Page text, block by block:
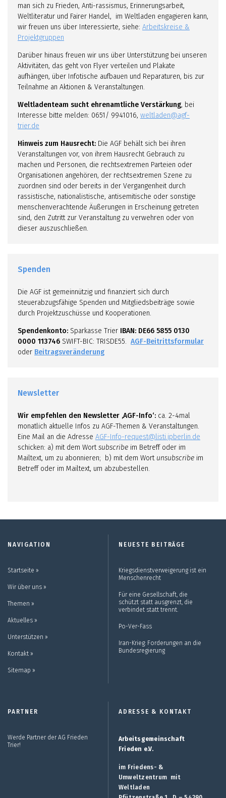
man sich zu Frieden, Anti-rassismus, Erinnerungsarbeit,
Weltliteratur und Fairer Handel, im Weltladen engagieren kann,
wir freuen uns über Interessierte, siehe: Arbeitskreise &
Projektgruppen
Darüber hinaus freuen wir uns über Unterstützung bei unseren
Aktivitäten, das geht von Flyer verteilen und Plakate
aufhängen, über Infotische aufbauen und Reparaturen, bis zur
Teilnahme an Aktionen & Veranstaltungen.
Weltladenteam sucht ehrenamtliche Verstärkung, bei
Interesse bitte melden: 0651/ 9941016, weltladen@agf-
trier.de
Hinweis zum Hausrecht: Die AGF behält sich bei ihren
Veranstaltungen vor, von ihrem Hausrecht Gebrauch zu
machen und Personen, die rechtsextremen Parteien oder
Organisationen angehören, der rechtsextremen Szene zu
zuordnen sind oder bereits in der Vergangenheit durch
rassistische, nationalistische, antisemitische oder sonstige
menschenverachtende Äußerungen in Erscheinung getreten
sind, den Zutritt zur Veranstaltung zu verwehren oder von
dieser auszuschließen.
Spenden
Die AGF ist gemeinnützig und finanziert sich durch
steuerabzugsfähige Spenden und Mitgliedsbeiträge sowie
durch Projektzuschüsse und Kooperationen.
Spendenkonto: Sparkasse Trier IBAN: DE66 5855 0130
0000 113746 SWIFT-BIC: TRISDE55. AGF-Beitrittsformular
oder Beitragsveränderung
Newsletter
Wir empfehlen den Newsletter ‚AGF-Info‘: ca. 2-4mal
monatlich aktuelle Infos zu AGF-Themen & Veranstaltungen.
Eine Mail an die Adresse AGF-Info-request@listi.jpberlin.de
schicken: a) mit dem Wortsubscribe im Betreff oder im
Mailtext, um zu abonnieren; b) mit dem Wort unsubscribe im
Betreff oder im Mailtext, um abzubestellen.
NAVIGATION
Startseite ››
Wir über uns ››
Themen ››
Aktuelles ››
Unterstützen ››
Kontakt ››
Sitemap ››
NEUESTE BEITRÄGE
Kriegsdienstverweigerung ist ein
Menschenrecht
Für eine Gesellschaft, die
schützt statt ausgrenzt, die
verbindet statt trennt.
Po-Ver-Fass
Iran-Krieg: Forderungen an die
Bundesregierung
PARTNER
Werde Partner der AG Frieden
Trier!
ADRESSE & KONTAKT
Arbeitsgemeinschaft
Frieden e.V.
im Friedens- &
Umweltzentrum mit
Weltladen